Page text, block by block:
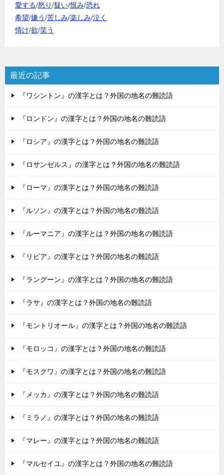
愛する/怒り/疑い/恨み/恐れ
希望/嫌う/苦しみ/楽しみ/泣く
情け/欲/笑う
最近の記事
『ワシントン』の漢字とは？外国の地名の難読語
『ロンドン』の漢字とは？外国の地名の難読語
『ロシア』の漢字とは？外国の地名の難読語
『ロサンゼルス』の漢字とは？外国の地名の難読語
『ローマ』の漢字とは？外国の地名の難読語
『ルソン』の漢字とは？外国の地名の難読語
『ルーマニア』の漢字とは？外国の地名の難読語
『リビア』の漢字とは？外国の地名の難読語
『ラングーン』の漢字とは？外国の地名の難読語
『ラサ』の漢字とは？外国の地名の難読語
『モントリオール』の漢字とは？外国の地名の難読語
『モロッコ』の漢字とは？外国の地名の難読語
『モスクワ』の漢字とは？外国の地名の難読語
『メッカ』の漢字とは？外国の地名の難読語
『ミラノ』の漢字とは？外国の地名の難読語
『マレー』の漢字とは？外国の地名の難読語
『マルセイユ』の漢字とは？外国の地名の難読語